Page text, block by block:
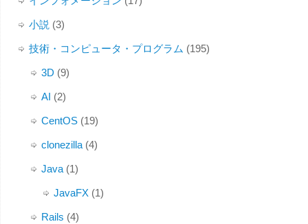
小説 (3)
技術・コンピュータ・プログラム (195)
3D (9)
AI (2)
CentOS(19)
clonezilla(4)
Java(1)
JavaFX(1)
Rails (4)